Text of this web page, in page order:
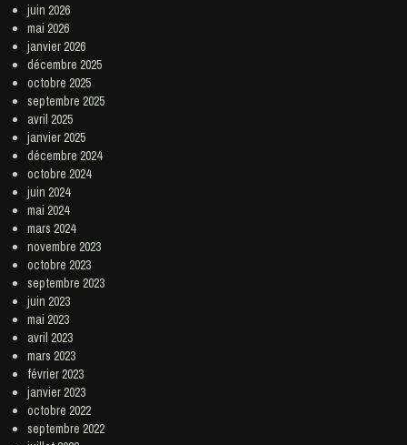
juin 2026
mai 2026
janvier 2026
décembre 2025
octobre 2025
septembre 2025
avril 2025
janvier 2025
décembre 2024
octobre 2024
juin 2024
mai 2024
mars 2024
novembre 2023
octobre 2023
septembre 2023
juin 2023
mai 2023
avril 2023
mars 2023
février 2023
janvier 2023
octobre 2022
septembre 2022